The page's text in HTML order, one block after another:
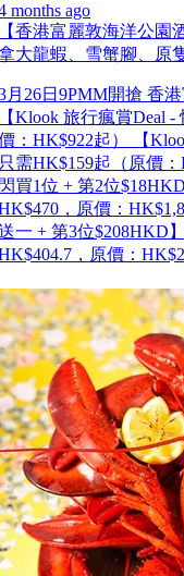
months ago
香港富麗敦海洋公園
大龍蝦、雪蟹腳、原
月26日9PMM開搶 香
Klook 旅行瘋賞Deal -
：HK$922起） 【
需HK$159起（原價
買1位 + 第2位
，原價：
一 + 第3位$208HKD
，原價：